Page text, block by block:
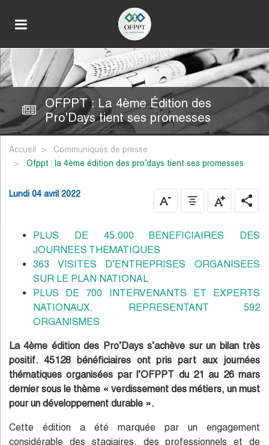
OFPPT : La 4ème Édition des
Pro’Days tient ses promesses
Accueil
Communiqués de presse
ofppt : la 4ème édition des pro’days tient ses promesses
Lundi 04 avril 2022
PLUS DE 45.000 BENEFICIAIRES DES
JOURNEES THEMATIQUES
363 VISITES D’ENTREPRISES ORGANISEES
SUR LE PLAN NATIONAL
PLUS DE 700 INTERVENANTS ET EXPERTS
NATIONAUX, REPRESENTANT 592
ORGANISMES
La 4ème édition des Pro’Days s’achève sur un bilan très
positif. 45128 bénéficiaires ont pris part aux journées
thématiques organisées par l’OFPPT du 21 au 26 mars
dernier sous le thème « verdissement des métiers, un must
pour un développement durable ».
Cette édition a été marquée par un engagement
considérable des stagiaires, des professionnels et de